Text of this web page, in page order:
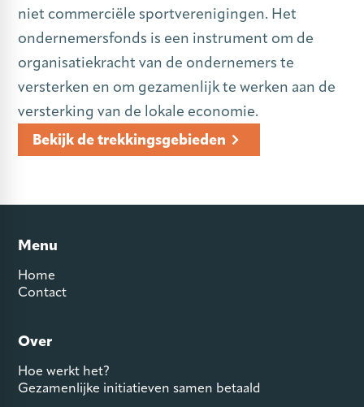
niet commerciële sportverenigingen. Het
ondernemersfonds is een instrument om de
organisatiekracht van de ondernemers te
versterken en om gezamenlijk te werken aan de
versterking van de lokale economie.
Bekijk de trekkingsgebieden
Menu
Home
Contact
Over
Hoe werkt het?
Gezamenlijke initiatieven samen betaald